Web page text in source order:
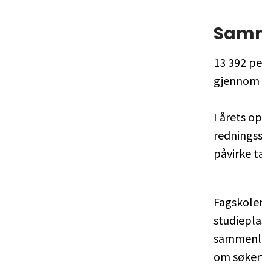
13 392
I årets
påvirke
om